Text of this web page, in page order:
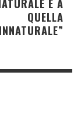
E A
QUELLA